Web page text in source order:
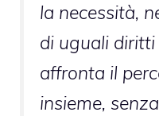
la necessità,
di uguali
affronta il
insieme,